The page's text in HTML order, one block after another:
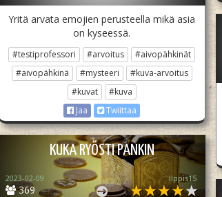
Yritä arvata emojien perusteella mikä asia
on kyseessä.
#testiprofessori #arvoitus
#aivopähkinät
#aivopähkinä
#mysteeri
#kuva-arvoitus
#kuvat
#kuva
Jaa
Twiittaa
KUKA RYÖSTI PANKIN
369
2023-02-09 Ilppis15